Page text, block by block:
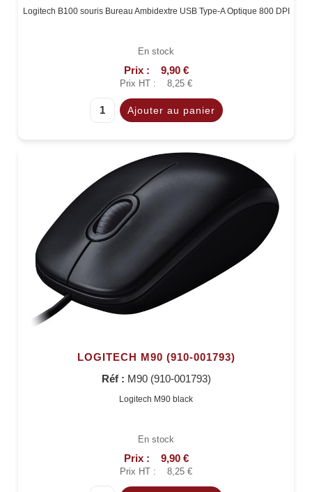
Logitech B100 souris Bureau Ambidextre USB Type-A Optique 800 DPI
En stock
Prix : 9,90 €
Prix HT : 8,25 €
LOGITECH M90 (910-001793)
Réf : M90 (910-001793)
Logitech M90 black
En stock
Prix : 9,90 €
Prix HT : 8,25 €